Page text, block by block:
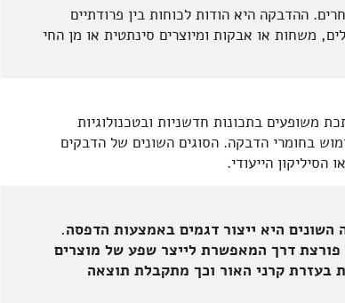
ההדבקה היא הודות לכוחות בין פרודתיים
משחות או אבקות ומיוצרים סינתטית או מן החי
משופעים בתכונות חדשניות ובטכנולוגיות
בחומרי הדבקה. הסוגים השונים של הדבקים
הייעודי.
השונים היא ייצור דגמים באמצעות הדפסה.
פורצת דרך המאפשרת לייצר שפע של מוצרים
קרני האור וכך מתקבלת תוצאה